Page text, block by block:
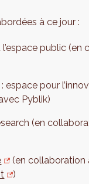
à ce jour :
public (en
espace pour
Pyblik)
(en
(en collaboration
)